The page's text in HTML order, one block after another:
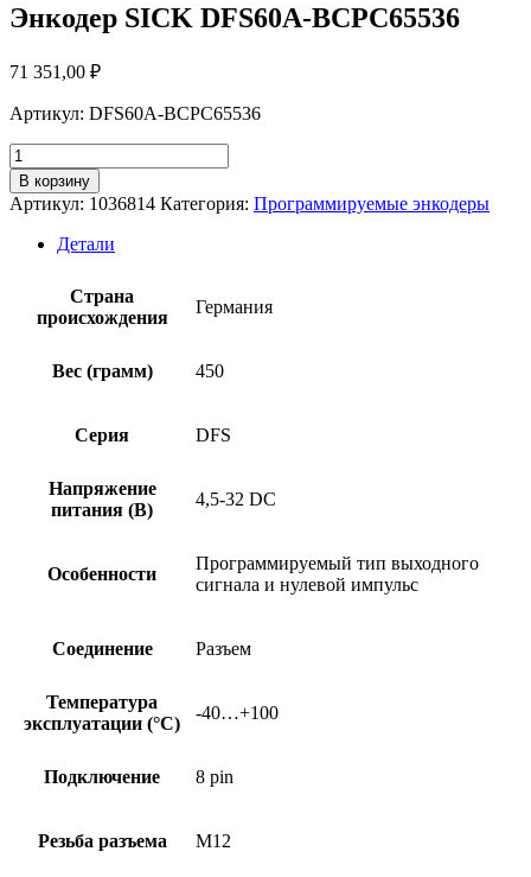
Энкодер SICK DFS60A-BCPC65536
71 351,00 ₽
Артикул: DFS60A-BCPC65536
Количество
товара
Энкодер
SICK
DFS60A-
BCPC65536
В корзину
Артикул: 1036814 Категория: Программируемые энкодеры
Детали
Страна
происхождения
Германия
Вес (грамм) 450
Серия DFS
Напряжение
питания (В)
4,5-32 DC
Особенности
Программируемый тип выходного
сигнала и нулевой импульс
Соединение Разъем
Температура
эксплуатации (°C)
-40…+100
Подключение 8 pin
Резьба разъема M12